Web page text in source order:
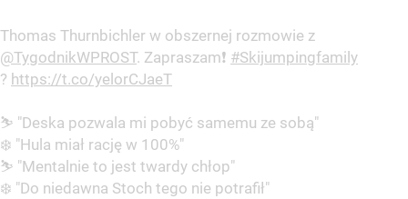
Thomas Thurnbichler w obszernej rozmowie z
@TygodnikWPROST. Zapraszam❗️ #Skijumpingfamily
? https://t.co/yelorCJaeT
⛷️ "Deska pozwala mi pobyć samemu ze sobą"
❄️ "Hula miał rację w 100%"
⛷️ "Mentalnie to jest twardy chłop"
❄️ "Do niedawna Stoch tego nie potrafił"